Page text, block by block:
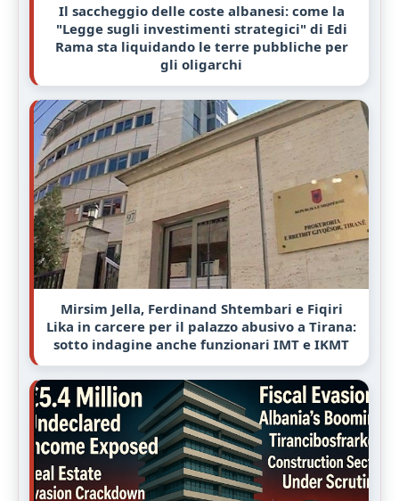
Il saccheggio delle coste albanesi: come la
"Legge sugli investimenti strategici" di Edi
Rama sta liquidando le terre pubbliche per
gli oligarchi
Mirsim Jella, Ferdinand Shtembari e Fiqiri
Lika in carcere per il palazzo abusivo a Tirana:
sotto indagine anche funzionari IMT e IKMT